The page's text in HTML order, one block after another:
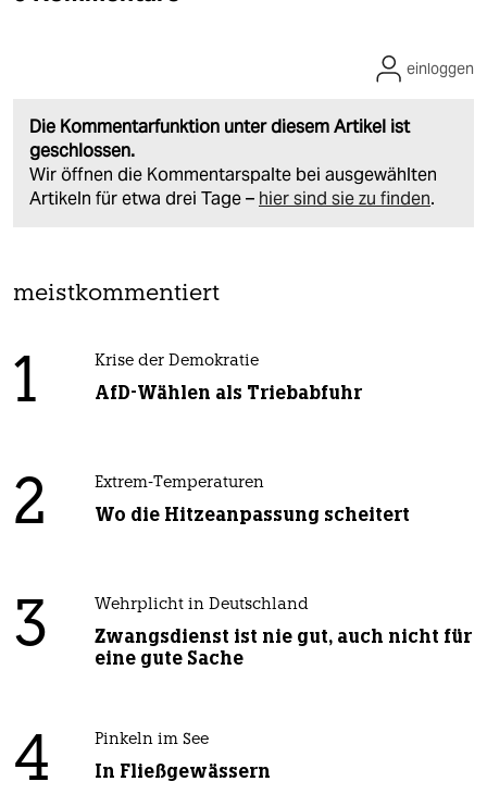
Die Kommentarfunktion unter diesem Artikel ist
geschlossen.
Wir öffnen die Kommentarspalte bei ausgewählten
Artikeln für etwa drei Tage – hier sind sie zu finden.
einloggen
meistkommentiert
1 Krise der Demokratie
AfD-Wählen als Triebabfuhr
2 Extrem-Temperaturen
Wo die Hitzeanpassung scheitert
3 Wehrplicht in Deutschland
Zwangsdienst ist nie gut, auch nicht für
eine gute Sache
4 Pinkeln im See
In Fließgewässern